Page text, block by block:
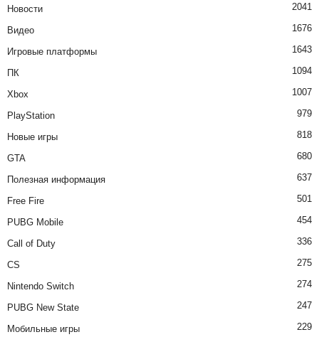
Новости 2041
Видео 1676
Игровые платформы 1643
ПК 1094
Xbox 1007
PlayStation 979
Новые игры 818
GTA 680
Полезная информация 637
Free Fire 501
PUBG Mobile 454
Call of Duty 336
CS 275
Nintendo Switch 274
PUBG New State 247
Мобильные игры 229